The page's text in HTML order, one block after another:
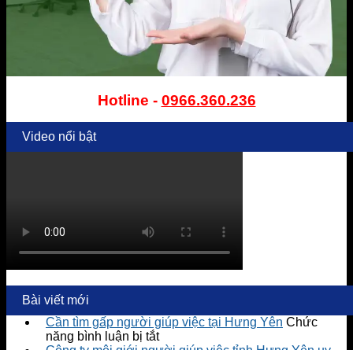
Hotline - 0966.360.236
Video nổi bật
Bài viết mới
Cần tìm gấp người giúp việc tại Hưng Yên Chức
năng bình luận bị tắtở